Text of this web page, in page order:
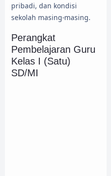
pribadi, dan kondisi
sekolah masing-masing.
Perangkat
Pembelajaran Guru
Kelas I (Satu)
SD/MI